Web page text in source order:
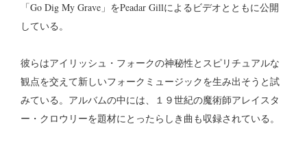
「Go Dig My Grave」をPeadar Gillによるビデオとともに公開
している。
彼らはアイリッシュ・フォークの神秘性とスピリチュアルな
観点を交えて新しいフォークミュージックを生み出そうと試
みている。アルバムの中には、１９世紀の魔術師アレイスタ
ー・クロウリーを題材にとったらしき曲も収録されている。